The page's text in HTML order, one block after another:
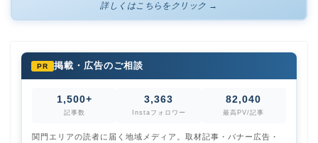
詳しくはこちらをクリック →
PR 掲載・広告のご相談
1,500+
記事数
3,363
Instaフォロワー
82,040
最高PV/記事
関門エリアの読者に届く地域メディア。取材記事・バナー広告・